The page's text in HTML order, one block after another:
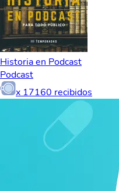
Historia en Podcast
Podcast
x 17160 recibidos